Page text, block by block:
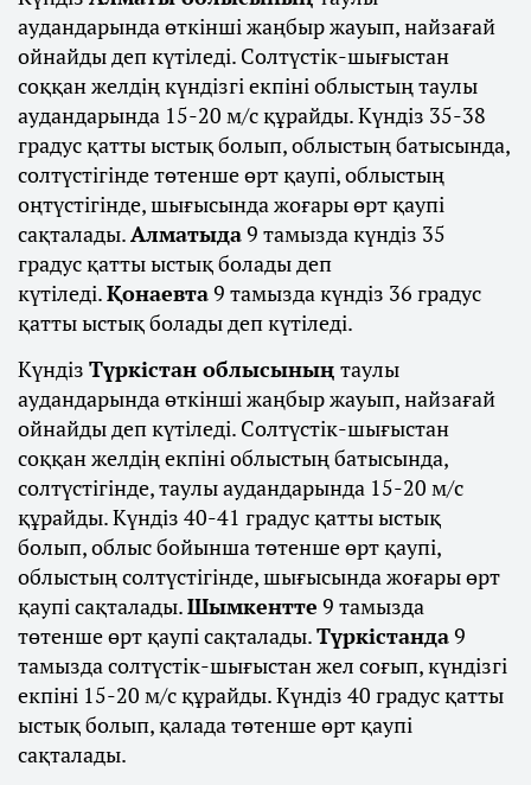
аудандарында өткінші жаңбыр жауып, найзағай
ойнайды деп күтіледі. Солтүстік-шығыстан
соққан желдің күндізгі екпіні облыстың таулы
аудандарында 15-20 м/с құрайды. Күндіз 35-38
градус қатты ыстық болып, облыстың батысында,
солтүстігінде төтенше өрт қаупі, облыстың
оңтүстігінде, шығысында жоғары өрт қаупі
сақталады.Алматыда9 тамызда күндіз 35
градус қатты ыстық болады деп
күтіледі.Қонаевта9 тамызда күндіз 36 градус
қатты ыстық болады деп күтіледі.
Күндіз Түркістан облысының таулы
аудандарында өткінші жаңбыр жауып, найзағай
ойнайды деп күтіледі. Солтүстік-шығыстан
соққан желдің екпіні облыстың батысында,
солтүстігінде, таулы аудандарында 15-20 м/с
құрайды. Күндіз 40-41 градус қатты ыстық
болып, облыс бойынша төтенше өрт қаупі,
облыстың солтүстігінде, шығысында жоғары өрт
қаупі сақталады.Шымкентте 9 тамызда
төтенше өрт қаупі сақталады.Түркістанда9
тамызда солтүстік-шығыстан жел соғып, күндізгі
екпіні 15-20 м/с құрайды. Күндіз 40 градус қатты
ыстық болып, қалада төтенше өрт қаупі
сақталады.